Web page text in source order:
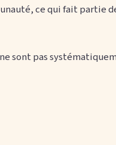
ce qui fait partie
sont pas